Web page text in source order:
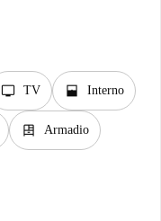
tv TV window_open Interno
dresser Armadio